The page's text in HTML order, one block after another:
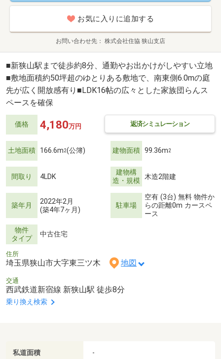
お気に入りに追加する
お問い合わせ先 株式会社住協 狭山支店
■新狭山駅まで徒歩約8分、通勤やお出かけがしやすい立地
■敷地面積約50坪超のゆとりある敷地で、南東側6.0mの庭
先が広く開放感有り■LDK16帖の広々とした家族団らんス
ペースを確保
価格 返済シミュレーション
4,180万円
土地面積 166.6m2(公簿) 建物面積 99.36m2
間取り 4LDK
建物構
造・規模 木造2階建
築年月
2022年2月
(築4年7ヶ月)
駐車場
空有 (3台) 無料 物件か
らの距離0m カースペ
ース
物件
タイプ
中古住宅
住所
埼玉県狭山市大字東三ツ木 地図
交通
西武鉄道新宿線 新狭山駅 徒歩8分
乗り換え検索
私道面積 -